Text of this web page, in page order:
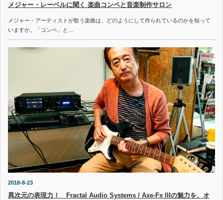
メジャー・レーベルに聞く 楽曲コンペと音楽制作サロン
メジャー・アーティストが歌う楽曲は、どのようにして作られているのかを知って
いますか。「コンペ」と…
2018-8-23
異次元の表現力！ Fractal Audio Systems / Axe-Fx IIIの魅力を、オ